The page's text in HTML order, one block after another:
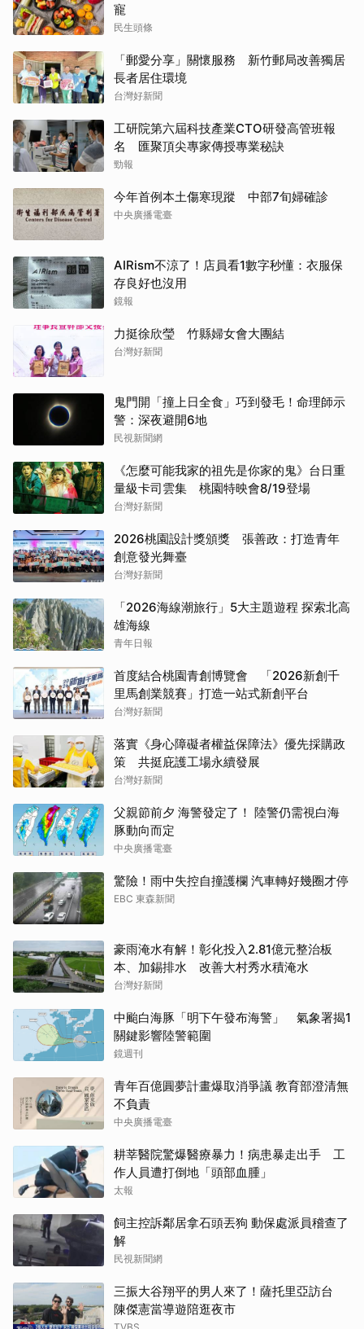
寵
民生頭條
「郵愛分享」關懷服務 新竹郵局改善獨居
長者居住環境
台灣好新聞
工研院第六屆科技產業CTO研發高管班報
名 匯聚頂尖專家傳授專業秘訣
勁報
今年首例本土傷寒現蹤 中部7旬婦確診
中央廣播電臺
AIRism不涼了！店員看1數字秒懂：衣服保
存良好也沒用
鏡報
力挺徐欣瑩 竹縣婦女會大團結
台灣好新聞
鬼門開「撞上日全食」巧到發毛！命理師示
警：深夜避開6地
民視新聞網
《怎麼可能我家的祖先是你家的鬼》台日重
量級卡司雲集 桃園特映會8/19登場
台灣好新聞
2026桃園設計獎頒獎 張善政：打造青年
創意發光舞臺
台灣好新聞
「2026海線潮旅行」5大主題遊程 探索北高
雄海線
青年日報
首度結合桃園青創博覽會 「2026新創千
里馬創業競賽」打造一站式新創平台
台灣好新聞
落實《身心障礙者權益保障法》優先採購政
策 共挺庇護工場永續發展
台灣好新聞
父親節前夕 海警發定了！ 陸警仍需視白海
豚動向而定
中央廣播電臺
驚險！雨中失控自撞護欄 汽車轉好幾圈才停
EBC 東森新聞
豪雨淹水有解！彰化投入2.81億元整治板
本、加錫排水 改善大村秀水積淹水
台灣好新聞
中颱白海豚「明下午發布海警」 氣象署揭1
關鍵影響陸警範圍
鏡週刊
青年百億圓夢計畫爆取消爭議 教育部澄清無
不負責
中央廣播電臺
耕莘醫院驚爆醫療暴力！病患暴走出手 工
作人員遭打倒地「頭部血腫」
太報
飼主控訴鄰居拿石頭丟狗 動保處派員稽查了
解
民視新聞網
三振大谷翔平的男人來了！薩托里亞訪台
陳傑憲當導遊陪逛夜市
TVBS